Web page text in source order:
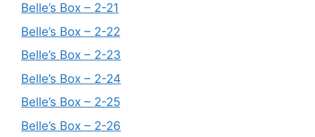
Belle’s Box – 2-21
Belle’s Box – 2-22
Belle’s Box – 2-23
Belle’s Box – 2-24
Belle’s Box – 2-25
Belle’s Box – 2-26